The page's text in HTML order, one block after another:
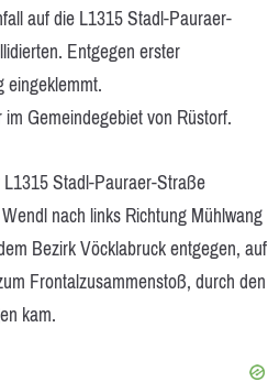
auf die L1315 Stadl-Pauraer-
Entgegen erster
Gemeindegebiet von Rüstorf.
Stadl-Pauraer-Straße
nach links Richtung Mühlwang
Bezirk Vöcklabruck entgegen, auf
Frontalzusammenstoß, durch den
kam.